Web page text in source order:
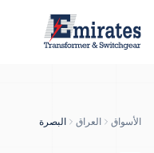
الأسواق العراق البصرة